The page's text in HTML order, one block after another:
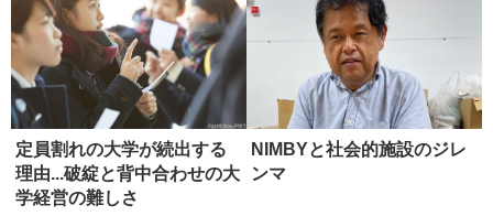
定員割れの大学が続出する
理由...破綻と背中合わせの大
学経営の難しさ
NIMBYと社会的施設のジレ
ンマ